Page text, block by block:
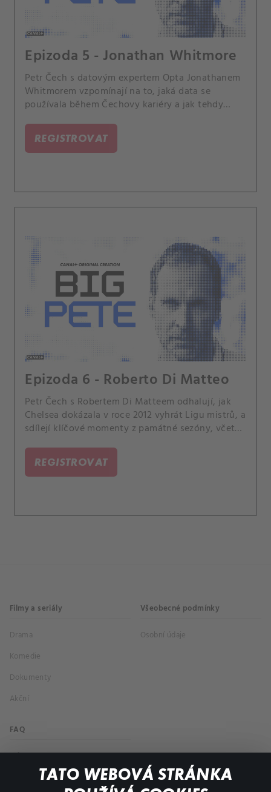
TATO WEBOVÁ STRÁNKA
Epizoda 5 - Jonathan Whitmore
Petr Čech s datovým expertem Opta Jonathanem
Whitmorem vzpomínají na to, jaká data se
používala během Čechovy kariéry a jak tehdy
Zároveň popisují, jak dnešní detailní a komplexní
analýzy proměňují fotbal a jak mohou data
REGISTROVAT
Epizoda 6 - Roberto Di Matteo
Petr Čech s Robertem Di Matteem odhalují, jak
Chelsea dokázala v roce 2012 vyhrát Ligu mistrů, a
sdílejí klíčové momenty z památné sezóny, včetně
náročnost trenérského řemesla — tlak, rychlá
rozhodnutí i neustálou kontrolu médií.
REGISTROVAT
Filmy a seriály
Drama
Komedie
Dokumenty
Akční
Všeobecné podmínky
Osobní údaje
FAQ
Můj účet